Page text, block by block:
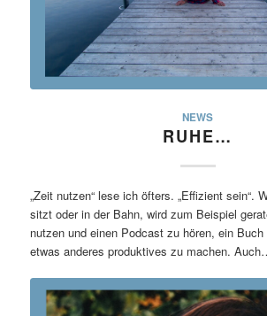
NEWS
RUHE…
„Zeit nutzen“ lese ich öfters. „Effizient sein“.
sitzt oder in der Bahn, wird zum Beispiel
nutzen und einen Podcast zu hören, ein
etwas anderes produktives zu machen.